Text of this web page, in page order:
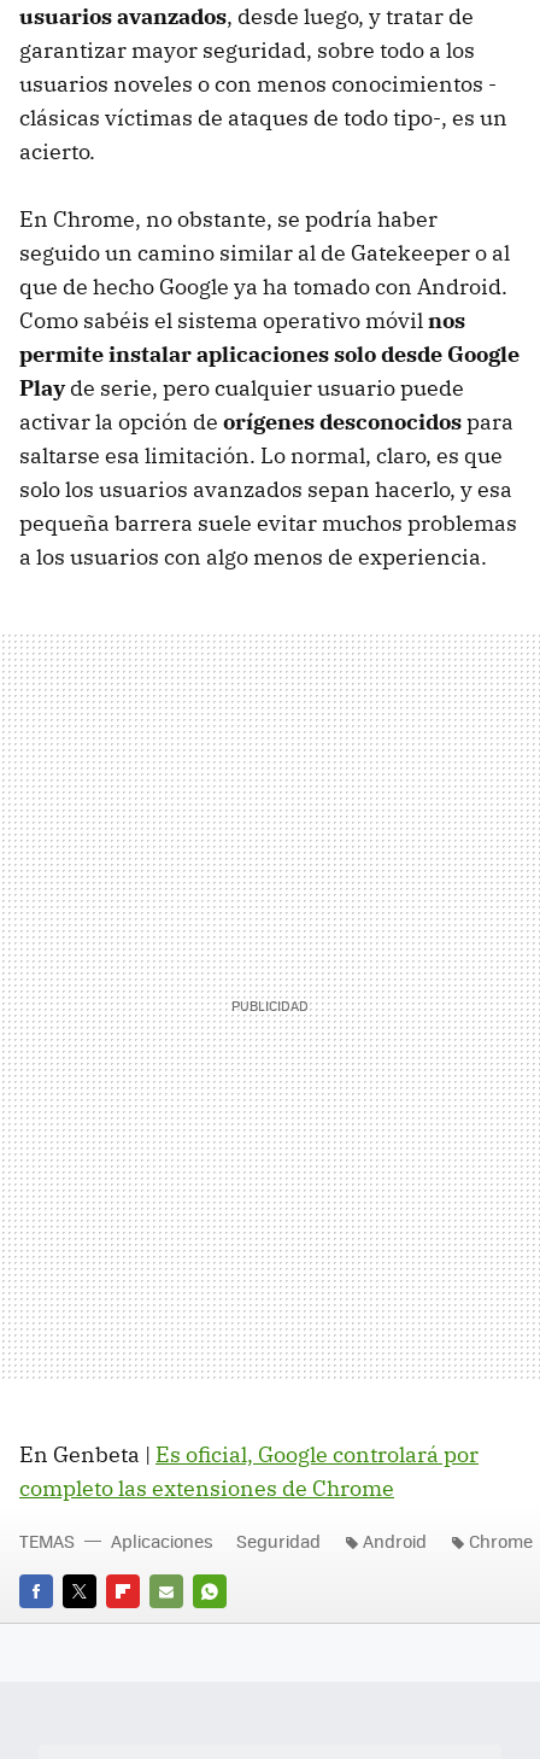
usuarios avanzados, desde luego, y tratar de
garantizar mayor seguridad, sobre todo a los
usuarios noveles o con menos conocimientos -
clásicas víctimas de ataques de todo tipo-, es un
acierto.
En Chrome, no obstante, se podría haber
seguido un camino similar al de Gatekeeper o al
que de hecho Google ya ha tomado con Android.
Como sabéis el sistema operativo móvilnos
permite instalar aplicaciones solo desde Google
Playde serie, pero cualquier usuario puede
activar la opción de orígenes desconocidospara
saltarse esa limitación. Lo normal, claro, es que
solo los usuarios avanzados sepan hacerlo, y esa
pequeña barrera suele evitar muchos problemas
a los usuarios con algo menos de experiencia.
En Genbeta | Es oficial, Google controlará por
completo las extensiones de Chrome
FACEBOOK
TWITTERFLIPBOARD
E-
WHATSAPP
TEMAS Aplicaciones Seguridad Android Chrome